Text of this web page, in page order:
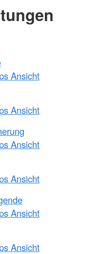
Ansicht
Ansicht
Ansicht
Ansicht
Ansicht
Ansicht